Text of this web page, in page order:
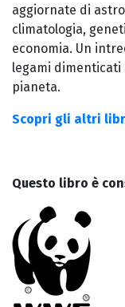
aggiornate di
climatologia,
economia. Un
legami
pianeta.
Scopri gli altri libri
Questo libro è